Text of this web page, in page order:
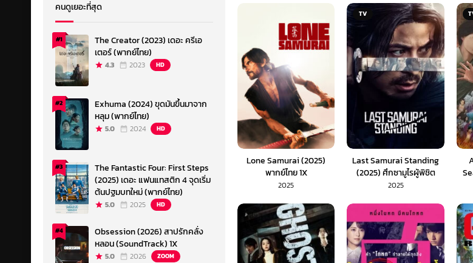
Lone Samurai (2025)
พากย์ไทย 1X
2025
TV
Last Samurai Standing
(2025) ศึกซามูไรผู้พิชิต
2025
คนดูเยอะที่สุด
#1
The Creator (2023) เดอะ ครีเอ
เตอร์ (พากย์ไทย)
4.3 2023 HD
#2
Exhuma (2024) ขุดมันขึ้นมาจาก
หลุม (พากย์ไทย)
5.0 2024 HD
#3
The Fantastic Four: First Steps
(2025) เดอะ แฟนแทสติก 4 จุดเริ่ม
ต้นปฐมบทใหม่ (พากย์ไทย)
5.0 2025 HD
#4
Obsession (2026) สาปรักคลั่ง
หลอน (SoundTrack) 1X
5.0 2026 ZOOM